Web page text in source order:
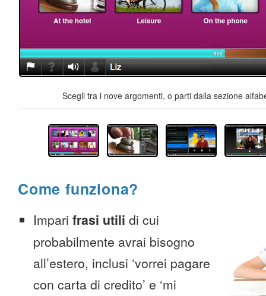
Scegli tra i nove argomenti, o parti dalla sezione
Come funziona?
Impari frasi utili di cui
probabilmente avrai bisogno
all’estero, inclusi ‘vorrei pagare
con carta di credito’ e ‘mi